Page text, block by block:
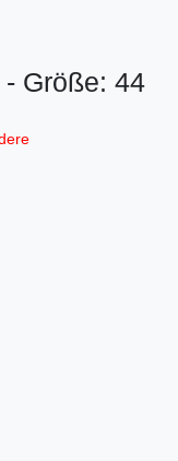
Größe: 44